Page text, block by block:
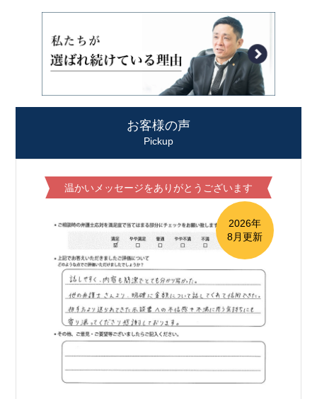
お客様の声
Pickup
温かいメッセージをありがとうございます
2026年
8月更新